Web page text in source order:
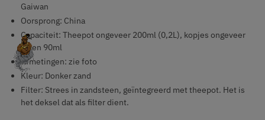
Gaiwan
Oorsprong: China
Capaciteit: Theepot ongeveer 200ml (0,2L), kopjes ongeveer
40 en 90ml
Afmetingen: zie foto
Kleur: Donker zand
Filter: Strees in zandsteen, geïntegreerd met theepot. Het is
het deksel dat als filter dient.